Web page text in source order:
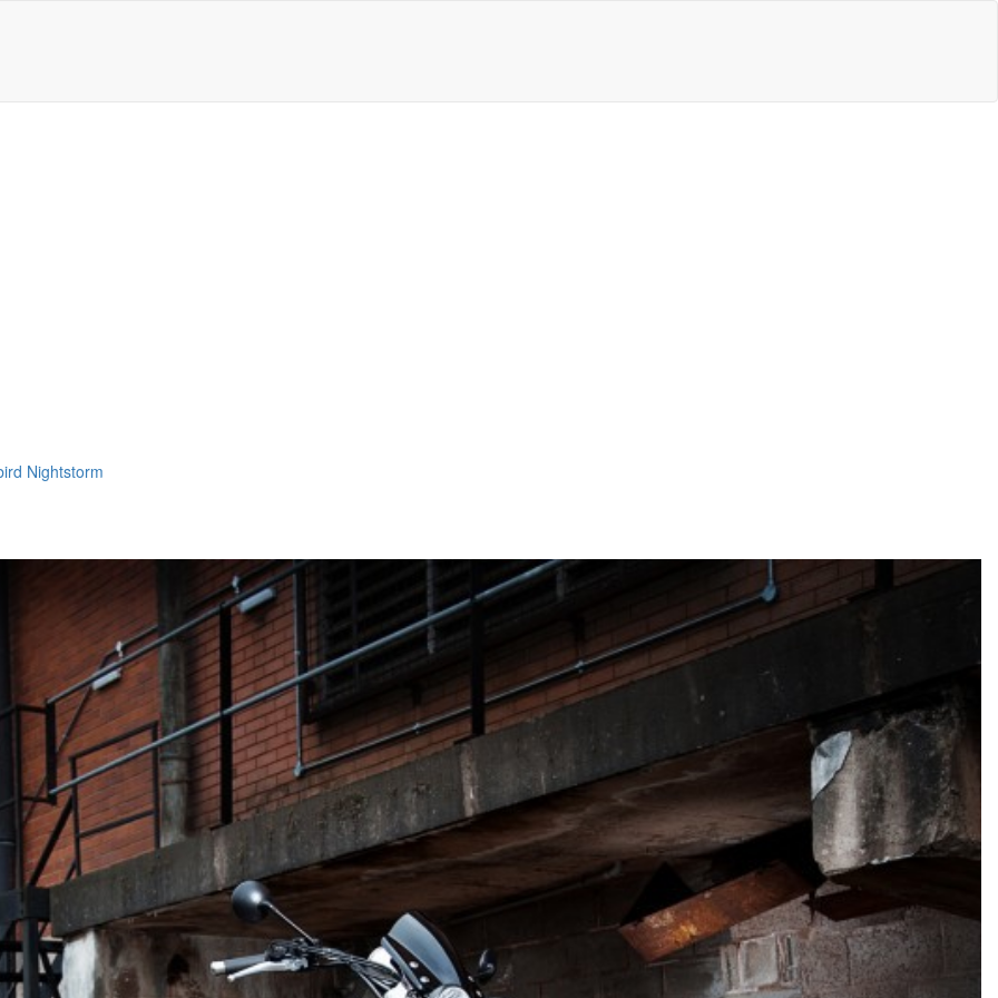
Nightstorm